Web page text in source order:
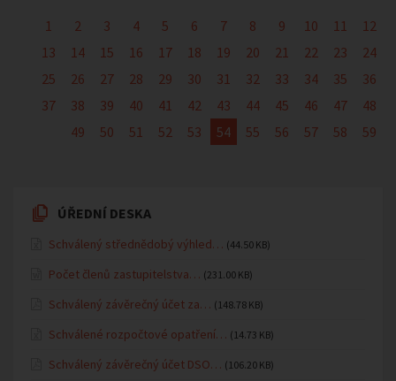
1 2 3 4 5 6 7 8 9 10 11
12
13
14 15 16 17 18 19 20 21 22 23
24
25
26 27 28 29 30 31 32 33 34 35
36
37
38 39 40 41 42 43 44 45 46 47
48
49
50 51 52 53 54 55 56 57 58 59
ÚŘEDNÍ DESKA
Schválený střednědobý výhled… (44.50 KB)
Počet členů zastupitelstva… (231.00 KB)
Schválený závěrečný účet za… (148.78 KB)
Schválené rozpočtové opatření… (14.73 KB)
Schválený závěrečný účet DSO… (106.20 KB)